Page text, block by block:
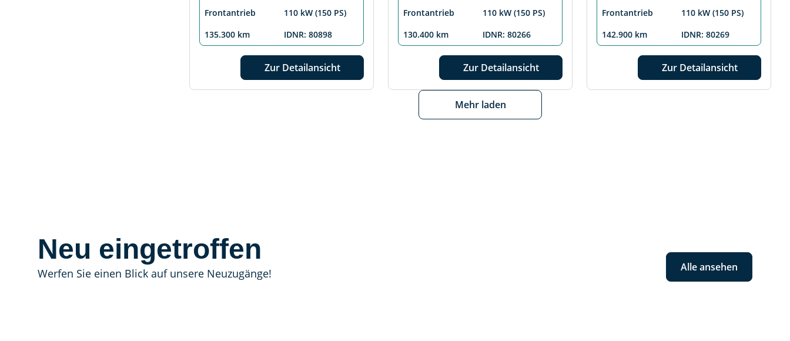
Frontantrieb
110 kW (150 PS)
135.300 km
IDNR: 80898
Zur Detailansicht
Frontantrieb
110 kW (150 PS)
130.400 km
IDNR: 80266
Zur Detailansicht
Frontantrieb
110 kW (150 PS)
142.900 km
IDNR: 80269
Zur Detailansicht
Mehr laden
Neu eingetroffen
Werfen Sie einen Blick auf unsere Neuzugänge! Alle ansehen